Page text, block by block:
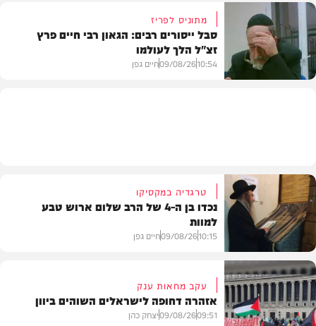
חדשות
מתוניס לפריז
סבל ייסורים רבים: הגאון רבי חיים פרץ
זצ"ל הלך לעולמו
10:54
09/08/26חיים גפן
חדשות
טרגדיה במקסיקו
נכדו בן ה-4 של הרב שלום ארוש טבע
למוות
10:15
09/08/26חיים גפן
עקב מחאות ענק
אזהרה דחופה לישראלים השוהים ביוון
09:51
09/08/26יצחק כהן